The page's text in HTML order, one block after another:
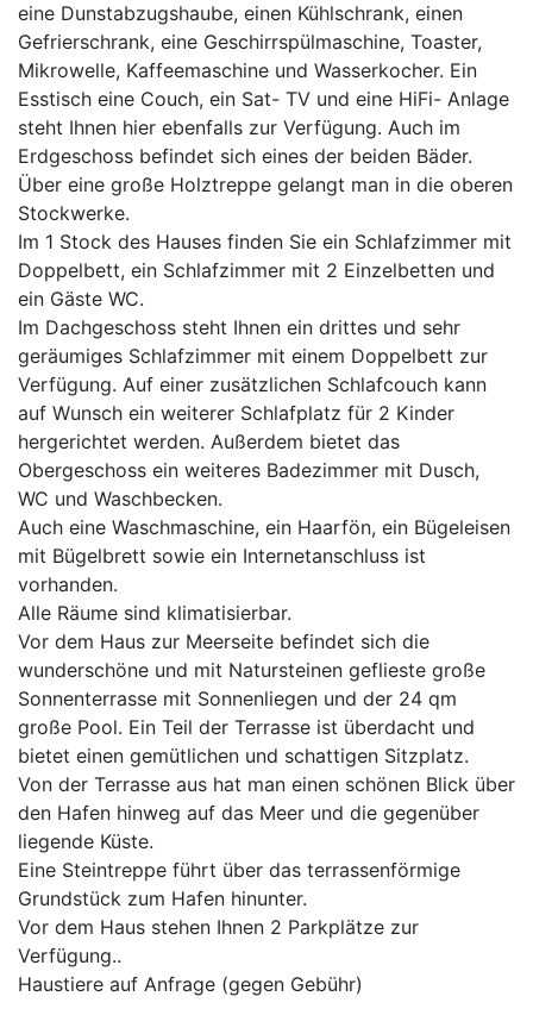
eine Dunstabzugshaube, einen Kühlschrank, einen
Gefrierschrank, eine Geschirrspülmaschine, Toaster,
Mikrowelle, Kaffeemaschine und Wasserkocher. Ein
Esstisch eine Couch, ein Sat- TV und eine HiFi- Anlage
steht Ihnen hier ebenfalls zur Verfügung. Auch im
Erdgeschoss befindet sich eines der beiden Bäder.
Über eine große Holztreppe gelangt man in die oberen
Stockwerke.
Im 1 Stock des Hauses finden Sie ein Schlafzimmer mit
Doppelbett, ein Schlafzimmer mit 2 Einzelbetten und
ein Gäste WC.
Im Dachgeschoss steht Ihnen ein drittes und sehr
geräumiges Schlafzimmer mit einem Doppelbett zur
Verfügung. Auf einer zusätzlichen Schlafcouch kann
auf Wunsch ein weiterer Schlafplatz für 2 Kinder
hergerichtet werden. Außerdem bietet das
Obergeschoss ein weiteres Badezimmer mit Dusch,
WC und Waschbecken.
Auch eine Waschmaschine, ein Haarfön, ein Bügeleisen
mit Bügelbrett sowie ein Internetanschluss ist
vorhanden.
Alle Räume sind klimatisierbar.
Vor dem Haus zur Meerseite befindet sich die
wunderschöne und mit Natursteinen geflieste große
Sonnenterrasse mit Sonnenliegen und der 24 qm
große Pool. Ein Teil der Terrasse ist überdacht und
bietet einen gemütlichen und schattigen Sitzplatz.
Von der Terrasse aus hat man einen schönen Blick über
den Hafen hinweg auf das Meer und die gegenüber
liegende Küste.
Eine Steintreppe führt über das terrassenförmige
Grundstück zum Hafen hinunter.
Vor dem Haus stehen Ihnen 2 Parkplätze zur
Verfügung..
Haustiere auf Anfrage (gegen Gebühr)